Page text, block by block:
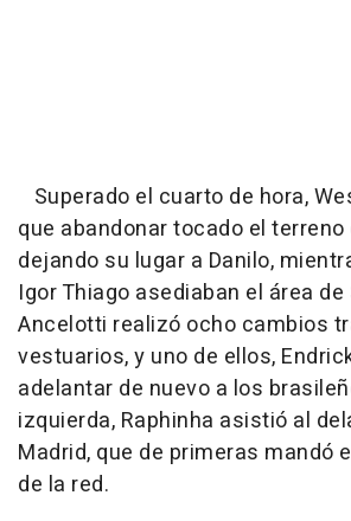
Superado el cuarto de hora,
que abandonar tocado el terreno
dejando su lugar a Danilo,
Igor Thiago asediaban el área de
Ancelotti realizó ocho cambios
vestuarios, y uno de ellos,
adelantar de nuevo a los
izquierda, Raphinha asistió al
Madrid, que de primeras mandó
de la red.